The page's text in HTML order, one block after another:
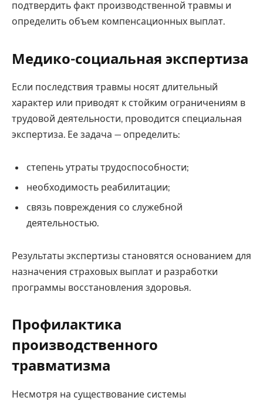
подтвердить факт производственной травмы и
определить объем компенсационных выплат.
Медико-социальная экспертиза
Если последствия травмы носят длительный
характер или приводят к стойким ограничениям в
трудовой деятельности, проводится специальная
экспертиза. Ее задача — определить:
степень утраты трудоспособности;
необходимость реабилитации;
связь повреждения со служебной
деятельностью.
Результаты экспертизы становятся основанием для
назначения страховых выплат и разработки
программы восстановления здоровья.
Профилактика
производственного
травматизма
Несмотря на существование системы